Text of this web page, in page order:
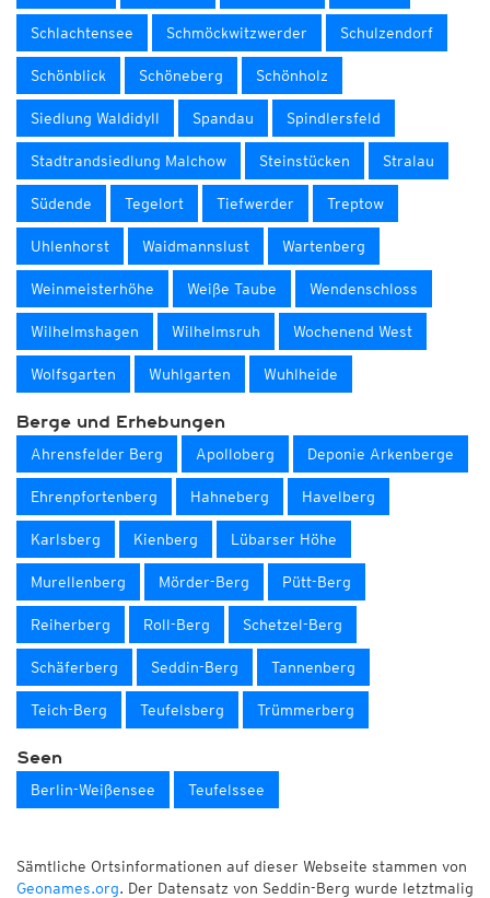
Schlachtensee Schmöckwitzwerder Schulzendorf
Schönblick Schöneberg Schönholz
Siedlung Waldidyll Spandau Spindlersfeld
Stadtrandsiedlung Malchow Steinstücken Stralau
Südende Tegelort Tiefwerder Treptow
Uhlenhorst Waidmannslust Wartenberg
Weinmeisterhöhe Weiße Taube Wendenschloss
Wilhelmshagen Wilhelmsruh Wochenend West
Wolfsgarten Wuhlgarten Wuhlheide
Berge und Erhebungen
Ahrensfelder Berg Apolloberg Deponie Arkenberge
Ehrenpfortenberg Hahneberg Havelberg
Karlsberg Kienberg Lübarser Höhe
Murellenberg Mörder-Berg Pütt-Berg
Reiherberg Roll-Berg Schetzel-Berg
Schäferberg Seddin-Berg Tannenberg
Teich-Berg Teufelsberg Trümmerberg
Seen
Berlin-Weißensee Teufelssee
Sämtliche Ortsinformationen auf dieser Webseite stammen von
Geonames.org. Der Datensatz von Seddin-Berg wurde letztmalig